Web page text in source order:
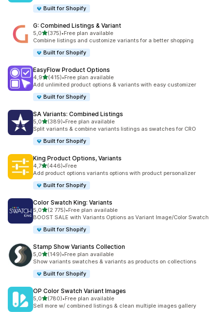
Built for Shopify
G: Combined Listings & Variant
5,0/ 5 tähteä
(375)
375 arvostelua yhteensä
•Free plan available
Combine listings and customize variants for a better shopping
Built for Shopify
EasyFlow Product Options
4,9/ 5 tähteä
(415)
415 arvostelua yhteensä
•Free plan available
Add unlimited product options & variants with easy customizer
Built for Shopify
SA Variants: Combined Listings
5,0/ 5 tähteä
(389)
389 arvostelua yhteensä
•Free plan available
Split variants & combine variants listings as swatches for CRO
Built for Shopify
King Product Options, Variants
4,7/ 5 tähteä
(446)
446 arvostelua yhteensä
•Free
Add product options variants options with product personalizer
Built for Shopify
Color Swatch King: Variants
5,0/ 5 tähteä
(2 775)
2775 arvostelua yhteensä
•Free plan available
BOOST SALE with Variants Options as Variant Image/Color Swatch
Built for Shopify
Stamp Show Variants Collection
5,0/ 5 tähteä
(149)
149 arvostelua yhteensä
•Free plan available
Show variants swatches & variants as products on collections
Built for Shopify
OP Color Swatch Variant Images
5,0/ 5 tähteä
(780)
780 arvostelua yhteensä
•Free plan available
Sell more w/ combined listings & clean multiple images gallery